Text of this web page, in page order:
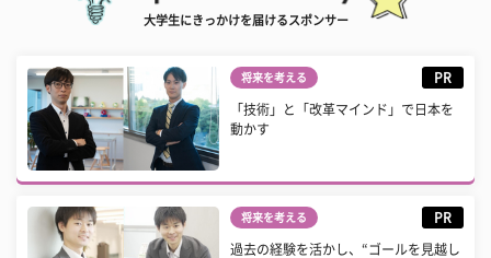
大学生にきっかけを届けるスポンサー
将来を考える PR
「技術」と「改革マインド」で日本を
動かす
将来を考える PR
過去の経験を活かし、“ゴールを見越し